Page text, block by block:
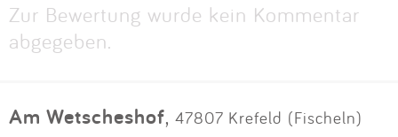
Zur Bewertung wurde kein Kommentar
abgegeben.
Am Wetscheshof, 47807 Krefeld (Fischeln)